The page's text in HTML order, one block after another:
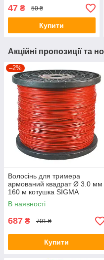
47 ₴ 50 ₴
Купити
Акційні пропозиції та
–2%
Волосінь для тримера
армований квадрат Ø 3.0 мм
160 м котушка SIGMA
(5623411)
В наявності
687 ₴ 701 ₴
Купити